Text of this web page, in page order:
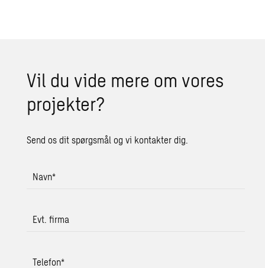
Vil du vide mere om vores
pro­jek­ter?
Send os dit spørgsmål og vi kontakter dig.
Navn*
Evt. firma
Telefon*